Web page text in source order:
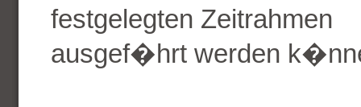
festgelegten Zeitrahmen
ausgef�hrt werden